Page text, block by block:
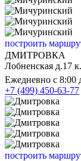
построить
ДМИТРОВКА
Лобненская д.17
Ежедневно с 8:00
+7 (499) 450-63-77
построить